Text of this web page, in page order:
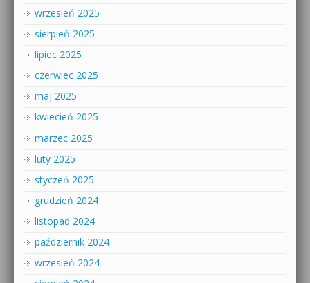
wrzesień 2025
sierpień 2025
lipiec 2025
czerwiec 2025
maj 2025
kwiecień 2025
marzec 2025
luty 2025
styczeń 2025
grudzień 2024
listopad 2024
październik 2024
wrzesień 2024